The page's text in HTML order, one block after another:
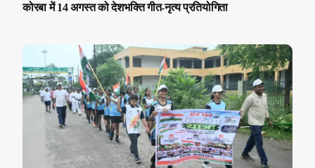
कोरबा में 14 अगस्त को देशभक्ति गीत-नृत्य प्रतियोगिता